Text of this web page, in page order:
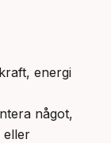
energi
något,
eller